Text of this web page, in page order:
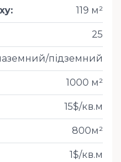
: 119 м²
25
підземний
1000 м²
15$/кв.м
800м²
1$/кв.м